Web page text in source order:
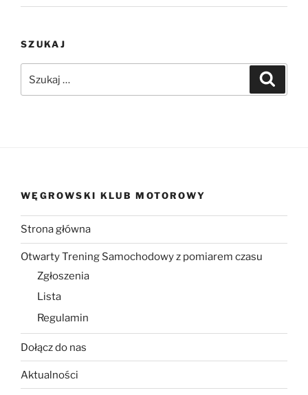
SZUKAJ
WĘGROWSKI KLUB MOTOROWY
Strona główna
Otwarty Trening Samochodowy z pomiarem czasu
Zgłoszenia
Lista
Regulamin
Dołącz do nas
Aktualności